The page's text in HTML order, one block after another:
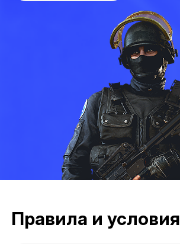
Правила и условия